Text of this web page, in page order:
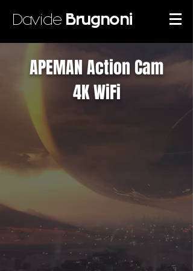
Davide Brugnoni
APEMAN Action Cam
4K WiFi